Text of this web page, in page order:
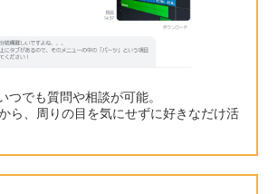
つでも質問や相談が可能。
ら、周りの目を気にせずに好きなだけ活